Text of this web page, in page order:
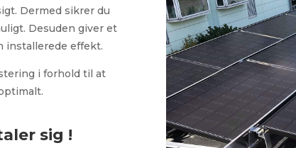
Dermed sikrer du
Desuden giver et
installerede effekt.
i forhold til at
sig !